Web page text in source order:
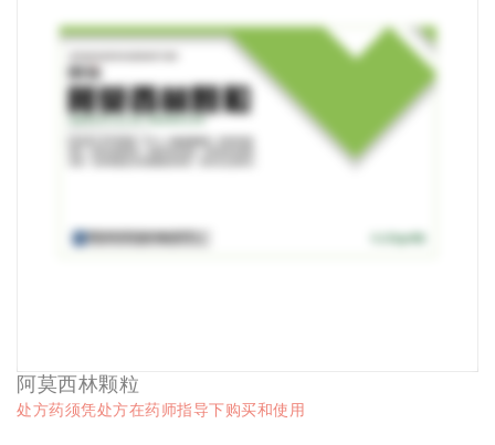
阿莫西林颗粒
处方药须凭处方在药师指导下购买和使用